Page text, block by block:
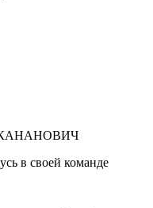
КАНАНОВИЧ
в своей команде